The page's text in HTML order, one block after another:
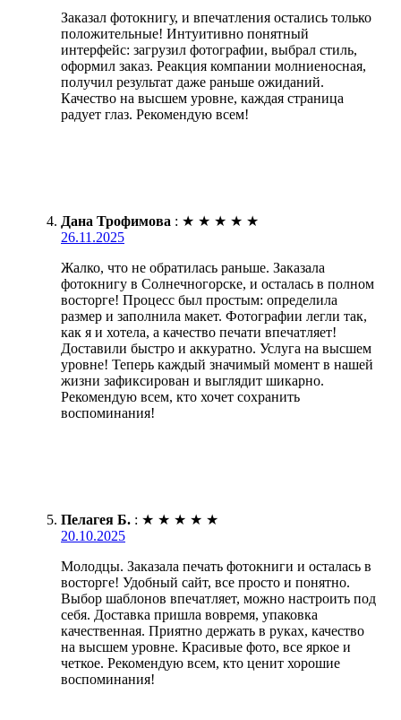
Заказал фотокнигу, и впечатления остались только
положительные! Интуитивно понятный
интерфейс: загрузил фотографии, выбрал стиль,
оформил заказ. Реакция компании молниеносная,
получил результат даже раньше ожиданий.
Качество на высшем уровне, каждая страница
радует глаз. Рекомендую всем!
Дана Трофимова : ★ ★ ★ ★ ★
26.11.2025
Жалко, что не обратилась раньше. Заказала
фотокнигу в Солнечногорске, и осталась в полном
восторге! Процесс был простым: определила
размер и заполнила макет. Фотографии легли так,
как я и хотела, а качество печати впечатляет!
Доставили быстро и аккуратно. Услуга на высшем
уровне! Теперь каждый значимый момент в нашей
жизни зафиксирован и выглядит шикарно.
Рекомендую всем, кто хочет сохранить
воспоминания!
Пелагея Б. : ★ ★ ★ ★ ★
20.10.2025
Молодцы. Заказала печать фотокниги и осталась в
восторге! Удобный сайт, все просто и понятно.
Выбор шаблонов впечатляет, можно настроить под
себя. Доставка пришла вовремя, упаковка
качественная. Приятно держать в руках, качество
на высшем уровне. Красивые фото, все яркое и
четкое. Рекомендую всем, кто ценит хорошие
воспоминания!